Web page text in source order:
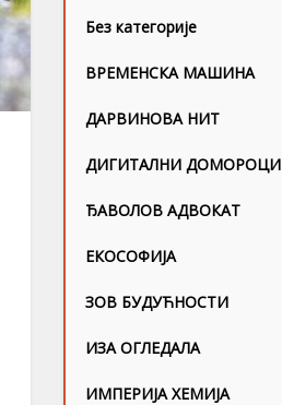
Без категорије
ВРЕМЕНСКА МАШИНА
ДАРВИНОВА НИТ
ДИГИТАЛНИ ДОМОРОЦИ
ЂАВОЛОВ АДВОКАТ
ЕКОСОФИЈА
ЗОВ БУДУЋНОСТИ
ИЗА ОГЛЕДАЛА
ИМПЕРИЈА ХЕМИЈА